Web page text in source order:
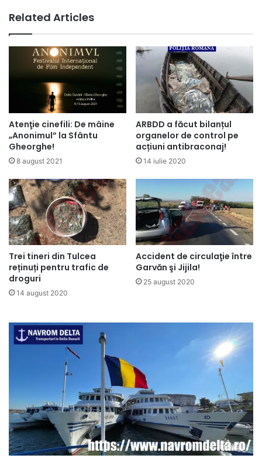
Related Articles
Atenţie cinefili: De mâine
„Anonimul” la Sfântu
Gheorghe!
8 august 2021
ARBDD a făcut bilanțul
organelor de control pe
acțiuni antibraconaj!
14 iulie 2020
Trei tineri din Tulcea
reținuți pentru trafic de
droguri
14 august 2020
Accident de circulaţie între
Garvăn şi Jijila!
25 august 2020